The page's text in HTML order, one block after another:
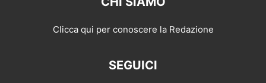
Clicca qui per conoscere la Redazione
SEGUICI